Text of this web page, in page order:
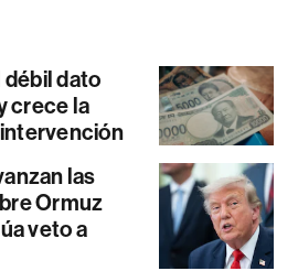
débil dato
crece la
las
Ormuz
veto a